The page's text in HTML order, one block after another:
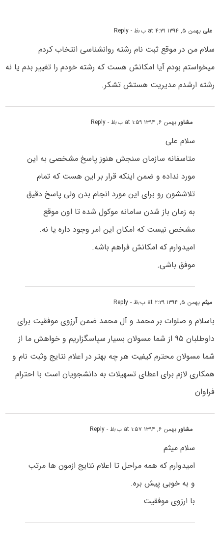
علی بهمن ۵, ۱۳۹۴ at ۴:۳۱ ب٫ظ - Reply
سلام من در موقع ثبت نام رشته روانشناسی انتخاب کردم
میخواستم بودم آیا امکانش هست که رشته خودم را تغییر بدم یا نه
رشته ارشدم مدیریت هستش تشکر.
مشاوربهمن ۶, ۱۳۹۴ at ۱:۵۹ ب٫ظ - Reply
سلام علی
متاسفانه سازمان سنجش هنوز پاسخ مشخصی به این
مورد نداده و ضمن اینکه قرار بر این هست که تمام
تلاششون رو برای این مورد انجام بدن ولی پاسخ دقیق
به زمان باز شدن سامانه موکول شده تا اون موقع
مشخص نیست که امکان این امر وجود داره یا نه.
امیدوارم که امکانش فراهم باشه.
موفق باشی.
میثم بهمن ۵, ۱۳۹۴ at ۲:۲۹ ب٫ظ - Reply
باسلام و صلوات بر محمد و آل محمد ضمن آرزوی موفقیت برای
داوطلبان ۹۵ از شما مسولان بسیار سپاسگزاریم و خواهش ما از
شما مسولان محترم کیفیت هر چه بهتر در اعلام نتایج وثبت نام و
همکاری لازم برای اعطای تسهیلات به دانشجویان است با احترام
فراوان
مشاوربهمن ۶, ۱۳۹۴ at ۱:۵۷ ب٫ظ - Reply
سلام میثم
امیدوارم که همه مراحل تا اعلام نتایج ازمون ها مرتب
و به خوبی پیش بره.
با ارزوی موفقیت